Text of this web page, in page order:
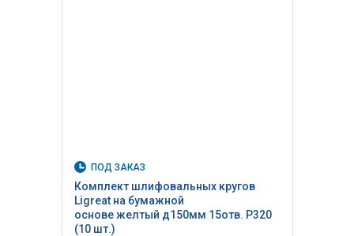
ПОД ЗАКАЗ
Комплект шлифовальных кругов
Ligreat на бумажной
основе желтый д150мм 15отв. Р320
(10 шт.)